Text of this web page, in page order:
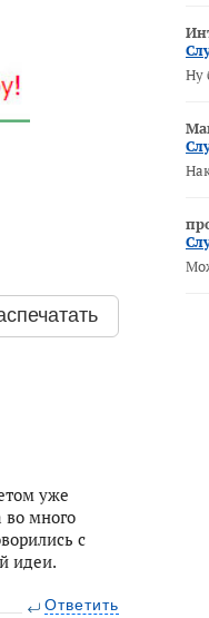
уже
во много
с
идеи.
Ответить
Ну